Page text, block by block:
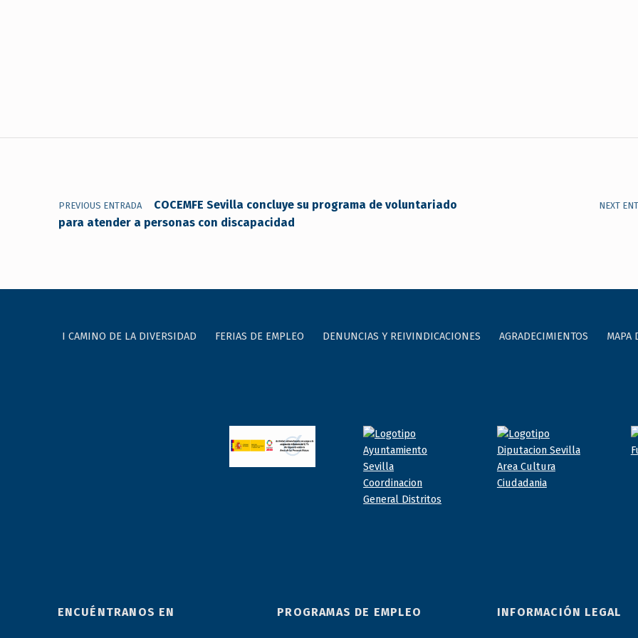
Navegación de entradas
PREVIOUS ENTRADA
COCEMFE Sevilla concluye su programa de voluntariado
para atender a personas con discapacidad
NEXT
I CAMINO DE LA DIVERSIDAD FERIAS DE EMPLEO DENUNCIAS Y REIVINDICACIONES AGRADECIMIENTOS MAPA
ENCUÉNTRANOS EN PROGRAMAS DE EMPLEO INFORMACIÓN LEGAL